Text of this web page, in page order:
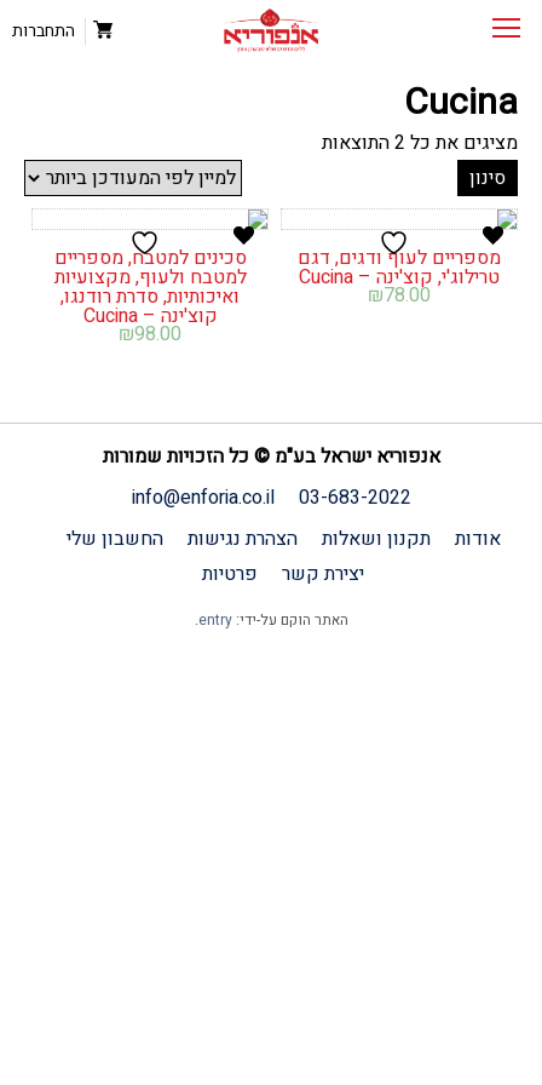
התחברות
Cucina
מציגים את כל ⁦2⁩ התוצאות ממוין
ביותר
סינון
מספריים לעוף ודגים, דגם
טרילוג'י, קוצ'ינה – Cucina
₪78.00
סכינים למטבח, מספריים
למטבח ולעוף, מקצועיות
ואיכותיות, סדרת רודנגו,
קוצ'ינה – Cucina
₪98.00
אנפוריא ישראל בע"מ © כל הזכויות שמורות
03-683-2022
info@enforia.co.il
אודות
תקנון ושאלות הצהרת נגישות
החשבון שלי
יצירת קשר
פרטיות
האתר הוקם על-ידי:entry
.